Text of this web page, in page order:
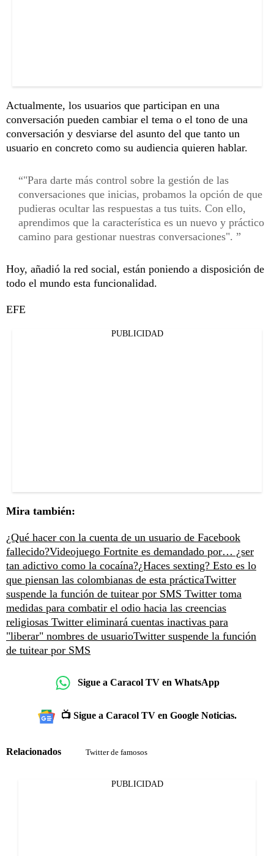
Actualmente, los usuarios que participan en una
conversación pueden cambiar el tema o el tono de una
conversación y desviarse del asunto del que tanto un
usuario en concreto como su audiencia quieren hablar.
"Para darte más control sobre la gestión de las
conversaciones que inicias, probamos la opción de que
pudieras ocultar las respuestas a tus tuits. Con ello,
aprendimos que la característica es un nuevo y práctico
camino para gestionar nuestras conversaciones".
Hoy, añadió la red social, están poniendo a disposición de
todo el mundo esta funcionalidad.
EFE
PUBLICIDAD
Mira también:
¿Qué hacer con la cuenta de un usuario de Facebook
fallecido?Videojuego Fortnite es demandado por… ¿ser
tan adictivo como la cocaína?¿Haces sexting? Esto es lo
que piensan las colombianas de esta prácticaTwitter
suspende la función de tuitear por SMS Twitter toma
medidas para combatir el odio hacia las creencias
religiosas Twitter eliminará cuentas inactivas para
"liberar" nombres de usuarioTwitter suspende la función
de tuitear por SMS
Sigue a Caracol TV en WhatsApp
📺 Sigue a Caracol TV en Google Noticias.
Relacionados Twitter de famosos
PUBLICIDAD